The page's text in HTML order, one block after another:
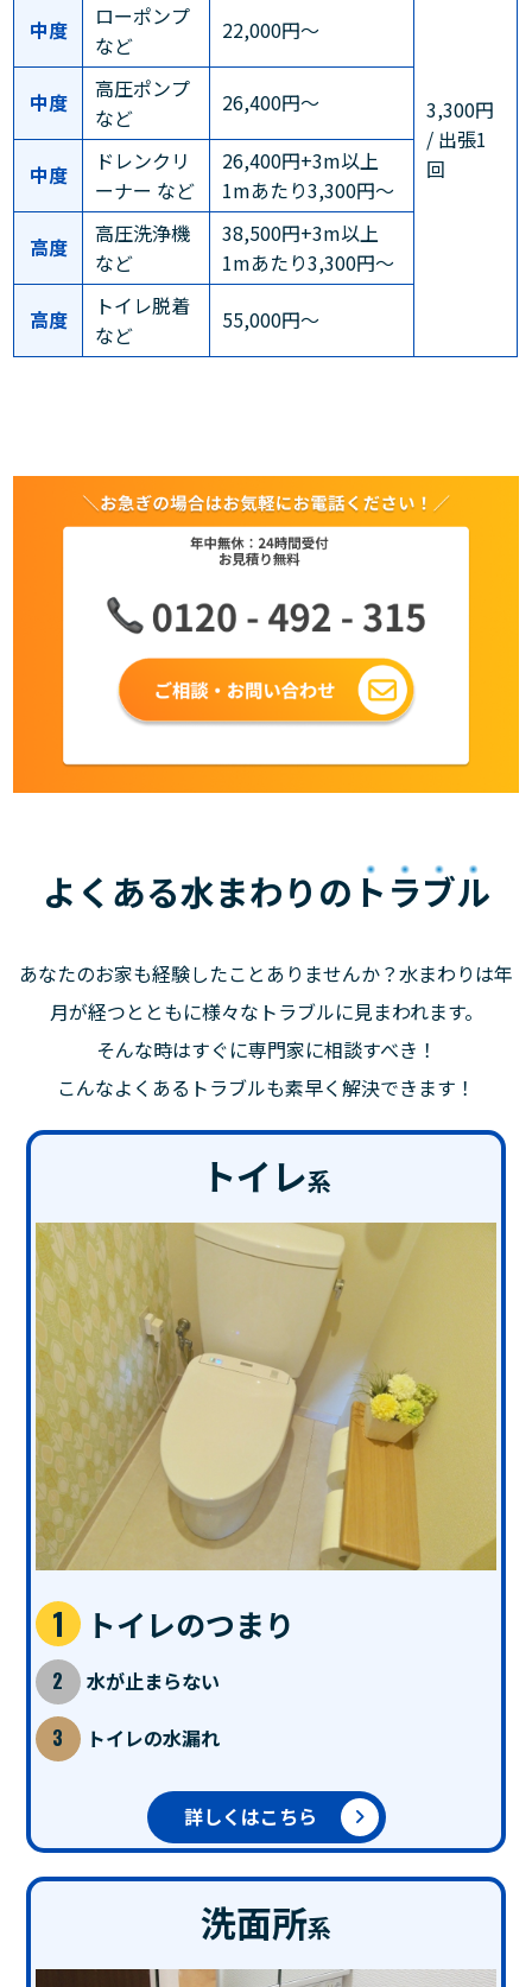
3,300円
/ 出張1
回
中度
ローポンプ
など
22,000円～
中度
高圧ポンプ
など
26,400円～
中度
ドレンクリ
ーナー など
26,400円+3m以上
1mあたり3,300円～
高度
高圧洗浄機
など
38,500円+3m以上
1mあたり3,300円～
高度
トイレ脱着
など
55,000円～
よくある水まわりの トラブル
あなたのお家も経験したことありませんか？水まわりは年
月が経つとともに様々なトラブルに見まわれます。
そんな時はすぐに専門家に相談すべき！
こんなよくあるトラブルも素早く解決できます！
トイレ系
トイレのつまり
水が止まらない
トイレの水漏れ
詳しくはこちら
洗面所系